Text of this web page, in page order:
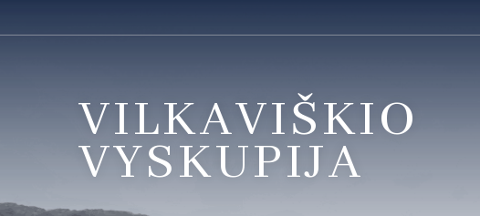
VILKAVIŠKIO
VYSKUPIJA